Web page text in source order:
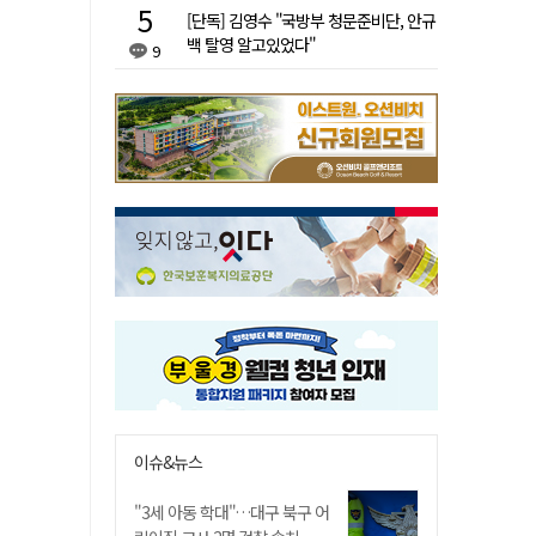
9
[단독] 김영수 "국방부 청문준비단, 안규
백 탈영 알고있었다"
이슈&뉴스
"3세 아동 학대"…대구 북구 어